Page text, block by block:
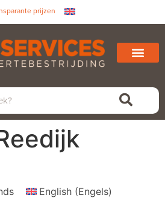
prijzen
English(Engels)